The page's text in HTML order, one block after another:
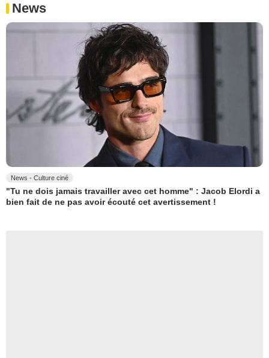
News
News - Culture ciné
"Tu ne dois jamais travailler avec cet homme" : Jacob Elordi a
bien fait de ne pas avoir écouté cet avertissement !